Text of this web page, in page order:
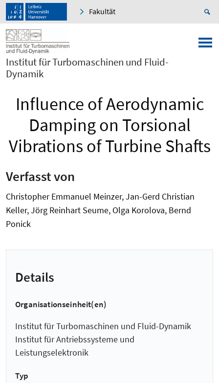
Fakultät
Institut für Turbomaschinen und Fluid-
Dynamik
Influence of Aerodynamic
Damping on Torsional
Vibrations of Turbine Shafts
Verfasst von
Christopher Emmanuel Meinzer, Jan-Gerd Christian
Keller, Jörg Reinhart Seume, Olga Korolova, Bernd
Ponick
Details
Organisationseinheit(en)
Institut für Turbomaschinen und Fluid-Dynamik
Institut für Antriebssysteme und
Leistungselektronik
Typ